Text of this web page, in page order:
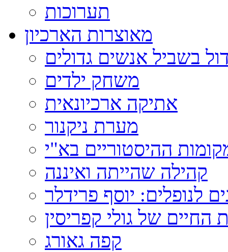
תערוכות
מאוצרות הארכיון
בשביל אנשים גדולים
משחק ילדים
אתיקה ארכיונאית
מערת ניקנור
ההיסטוריים בא"י
קהילה שהייתה ואיננה
לנופלים: יוסף פרידלר
החיים של גולי קפריסין
קפה גאורג